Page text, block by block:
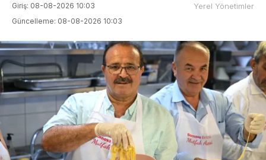
Giriş: 08-08-2026 10:03
Güncelleme: 08-08-2026 10:03
Yerel Yönetimler